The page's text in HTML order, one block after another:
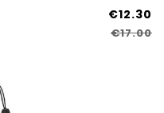
€12.30
€17.00